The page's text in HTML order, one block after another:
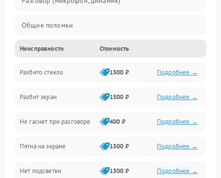
Общие поломки
Проблемы связи
Камеры
Проблемы с дисплеем и сенсором
Зарядка
Проблемы с питанием, зарядкой и аккумулятором
Проблемы с работой системы, корпусом и другие
Неисправности Стоимость
Разбито стекло 1500 ₽ Подробнее →
Разбит экран 1500 ₽ Подробнее →
Не гаснет при разговоре 400 ₽ Подробнее →
Пятна на экране 1500 ₽ Подробнее →
Нет подсветки 1500 ₽ Подробнее →